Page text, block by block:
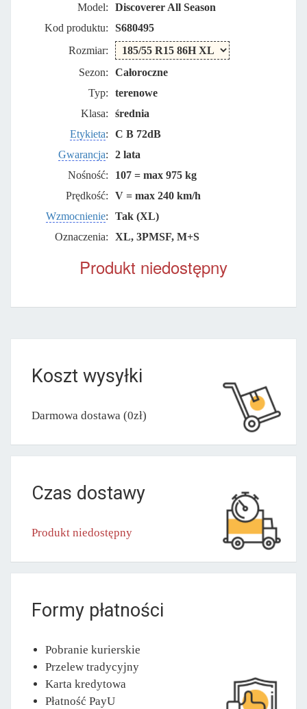
Model:
Discoverer All Season
Kod produktu:
S680495
Rozmiar:
Sezon:
Całoroczne
Typ:
terenowe
Klasa:
średnia
Etykieta:
C B 72dB
Gwarancja:
2 lata
Nośność:
107 = max 975 kg
Prędkość:
V = max 240 km/h
Wzmocnienie:
Tak (XL)
Oznaczenia:
XL, 3PMSF, M+S
Produkt niedostępny
Koszt wysyłki
Darmowa dostawa (0zł)
Czas dostawy
Produkt niedostępny
Formy płatności
Pobranie kurierskie
Przelew tradycyjny
Karta kredytowa
Płatność PayU